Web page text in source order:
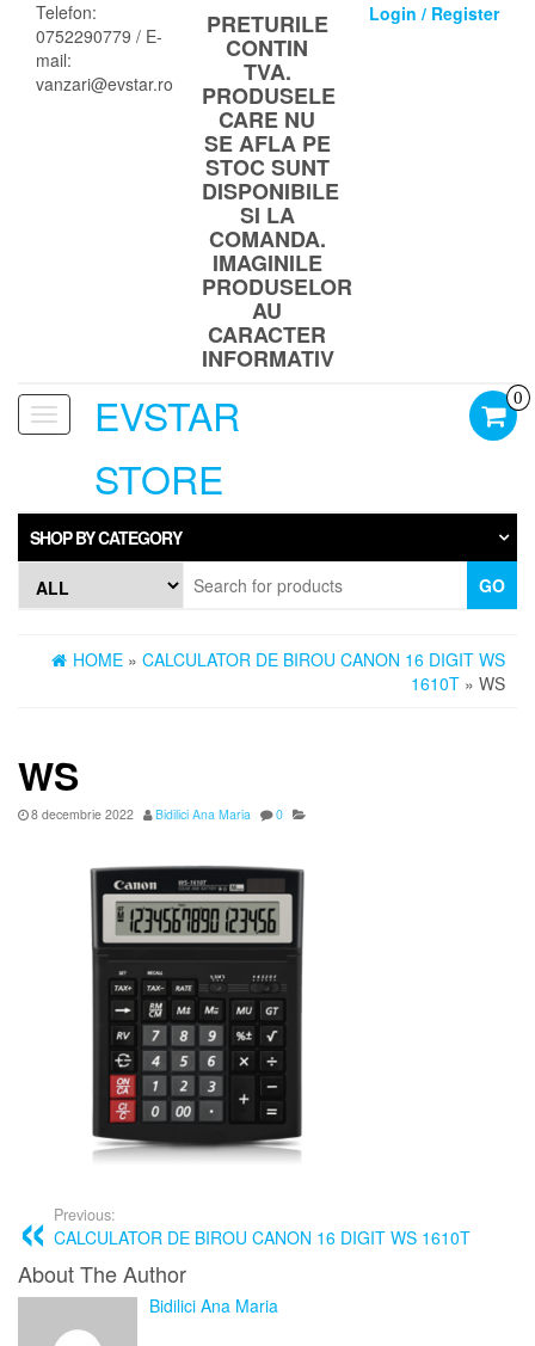
content
Telefon:
0752290779 / E-
mail:
vanzari@evstar.ro
PRETURILE
CONTIN
TVA.
PRODUSELE
CARE NU
SE AFLA PE
STOC SUNT
DISPONIBILE
SI LA
COMANDA.
IMAGINILE
PRODUSELOR
AU
CARACTER
INFORMATIV
Login / Register
Toggle
navigationEVSTAR
STORE
0
SHOP BY CATEGORY
GO
HOME » CALCULATOR DE BIROU CANON 16 DIGIT WS
1610T » WS
WS
8 decembrie 2022 Bidilici Ana Maria 0
Previous:
CALCULATOR DE BIROU CANON 16 DIGIT WS 1610T
About The Author
Bidilici Ana Maria